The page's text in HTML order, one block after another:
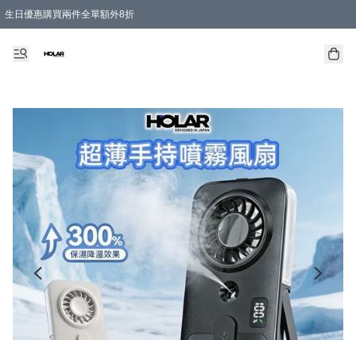
生日優惠購買兩件全單額外8折